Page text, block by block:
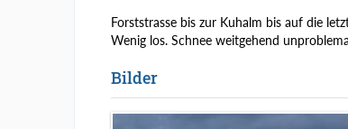
Forststrasse bis zur Kuhalm bis auf die
Wenig los. Schnee weitgehend
Bilder